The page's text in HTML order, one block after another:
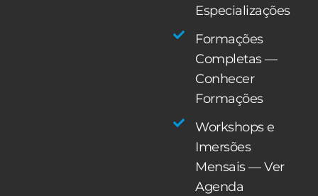
Especializações
Formações
Completas —
Conhecer
Formações
Workshops e
Imersões
Mensais — Ver
Agenda